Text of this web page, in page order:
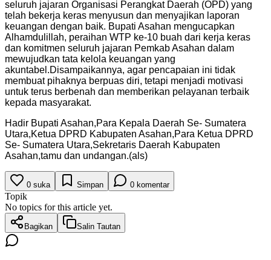
seluruh jajaran Organisasi Perangkat Daerah (OPD) yang
telah bekerja keras menyusun dan menyajikan laporan
keuangan dengan baik. Bupati Asahan mengucapkan
Alhamdulillah, peraihan WTP ke-10 buah dari kerja keras
dan komitmen seluruh jajaran Pemkab Asahan dalam
mewujudkan tata kelola keuangan yang
akuntabel.Disampaikannya, agar pencapaian ini tidak
membuat pihaknya berpuas diri, tetapi menjadi motivasi
untuk terus berbenah dan memberikan pelayanan terbaik
kepada masyarakat.
Hadir Bupati Asahan,Para Kepala Daerah Se- Sumatera
Utara,Ketua DPRD Kabupaten Asahan,Para Ketua DPRD
Se- Sumatera Utara,Sekretaris Daerah Kabupaten
Asahan,tamu dan undangan.(als)
0 suka Simpan 0 komentar
Topik
No topics for this article yet.
Bagikan Salin Tautan